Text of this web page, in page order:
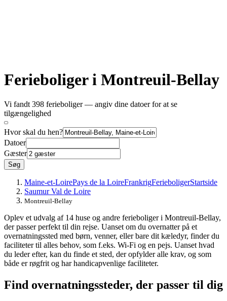
Ferieboliger i Montreuil-Bellay
Vi fandt 398 ferieboliger — angiv dine datoer for at se
tilgængelighed
Hvor skal du hen?
Datoer
Gæster
Søg
Maine-et-LoirePays de la LoireFrankrigFerieboligerStartside
Saumur Val de Loire
Montreuil-Bellay
Oplev et udvalg af 14 huse og andre ferieboliger i Montreuil-Bellay,
der passer perfekt til din rejse. Uanset om du overnatter på et
overnatningssted med børn, venner, eller bare dit kæledyr, finder du
faciliteter til alles behov, som f.eks. Wi-Fi og en pejs. Uanset hvad
du leder efter, kan du finde et sted, der opfylder alle krav, og som
både er røgfrit og har handicapvenlige faciliteter.
Find overnatningssteder, der passer til dig